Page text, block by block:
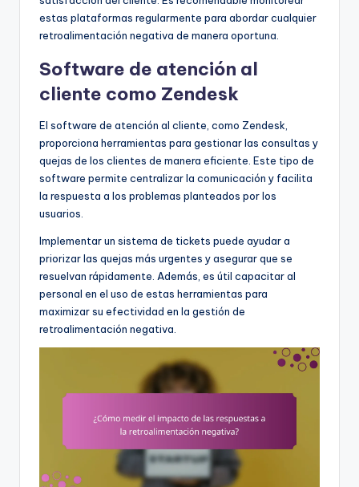
estas plataformas regularmente para abordar cualquier
retroalimentación negativa de manera oportuna.
Software de atención al
cliente como Zendesk
El software de atención al cliente, como Zendesk,
proporciona herramientas para gestionar las consultas y
quejas de los clientes de manera eficiente. Este tipo de
software permite centralizar la comunicación y facilita
la respuesta a los problemas planteados por los
usuarios.
Implementar un sistema de tickets puede ayudar a
priorizar las quejas más urgentes y asegurar que se
resuelvan rápidamente. Además, es útil capacitar al
personal en el uso de estas herramientas para
maximizar su efectividad en la gestión de
retroalimentación negativa.